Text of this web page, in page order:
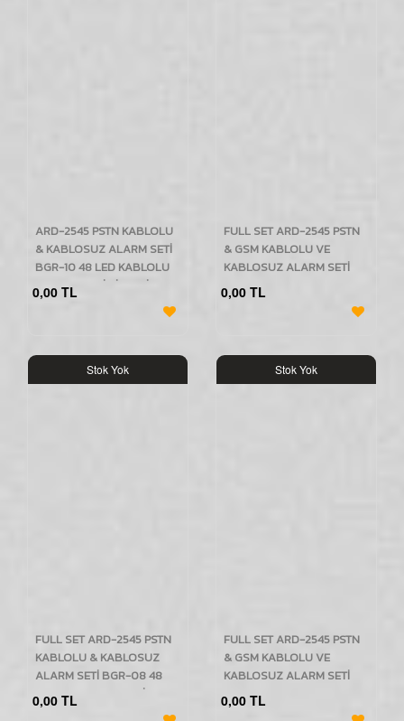
ARD-2545 PSTN KABLOLU
& KABLOSUZ ALARM SETİ
BGR-10 48 LED KABLOLU
KIRMIZI/MAVİ SİRENLİ
0,00 TL
FULL SET ARD-2545 PSTN
& GSM KABLOLU VE
KABLOSUZ ALARM SETİ
KABLOLU BGR-10 48 LED
KIRMIZI/MAVİ SİRENLİ
0,00 TL
Stok Yok
FULL SET ARD-2545 PSTN
KABLOLU & KABLOSUZ
ALARM SETİ BGR-08 48
LED KABLOSUZ POLİS
SİRENLİ
0,00 TL
Stok Yok
FULL SET ARD-2545 PSTN
& GSM KABLOLU VE
KABLOSUZ ALARM SETİ
KABLOLU BGR-03 48 LED
POLİS SİRENLİ
0,00 TL